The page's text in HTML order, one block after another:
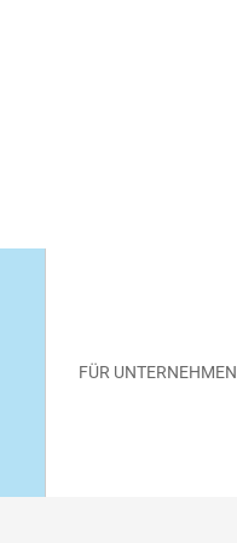
FÜR UNTERNEHMEN